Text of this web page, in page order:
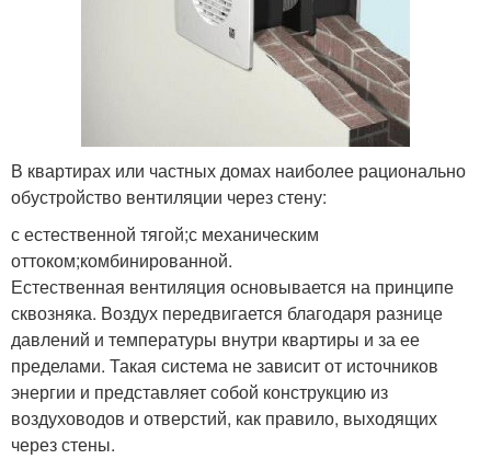
В квартирах или частных домах наиболее рационально
обустройство вентиляции через стену:
с естественной тягой;с механическим
оттоком;комбинированной.
Естественная вентиляция основывается на принципе
сквозняка. Воздух передвигается благодаря разнице
давлений и температуры внутри квартиры и за ее
пределами. Такая система не зависит от источников
энергии и представляет собой конструкцию из
воздуховодов и отверстий, как правило, выходящих
через стены.